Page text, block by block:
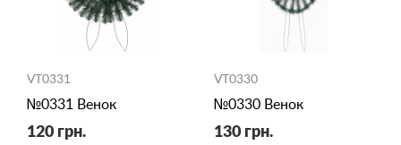
VT0331
№0331 Венок
120 грн.
VT0330
№0330 Венок
130 грн.